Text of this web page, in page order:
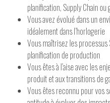
planification, Supply Chain
Vous avez évolué dans un
idéalement dans l’horlogerie
Vous maîtrisez les
planification de production
Vous êtes à l’aise avec les
produit et aux transitions de
Vous êtes reconnu pour vos